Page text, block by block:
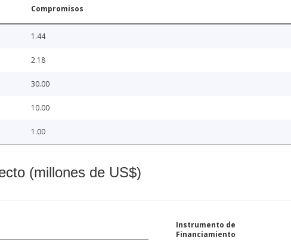
Compromisos
1.44
2.18
30.00
10.00
1.00
(millones de US$)
Instrumento de
Financiamiento